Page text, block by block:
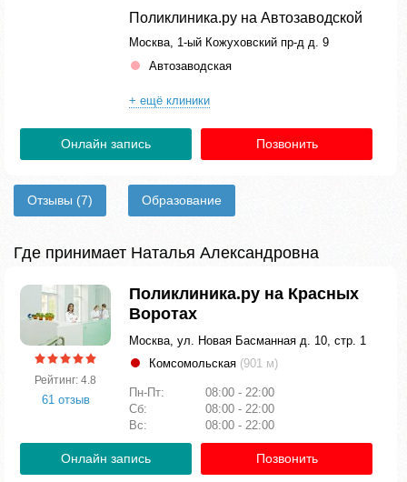
Поликлиника.ру на Автозаводской
Москва, 1-ый Кожуховский пр-д д. 9
Автозаводская
+ ещё клиники
Онлайн запись Позвонить
Отзывы (7) Образование
Где принимает Наталья Александровна
Рейтинг: 4.8
61 отзыв
Поликлиника.ру на Красных
Воротах
Москва, ул. Новая Басманная д. 10, стр. 1
Комсомольская (901 м)
Пн-Пт:
08:00 - 22:00
Сб:
08:00 - 22:00
Вс:
08:00 - 22:00
Онлайн запись Позвонить